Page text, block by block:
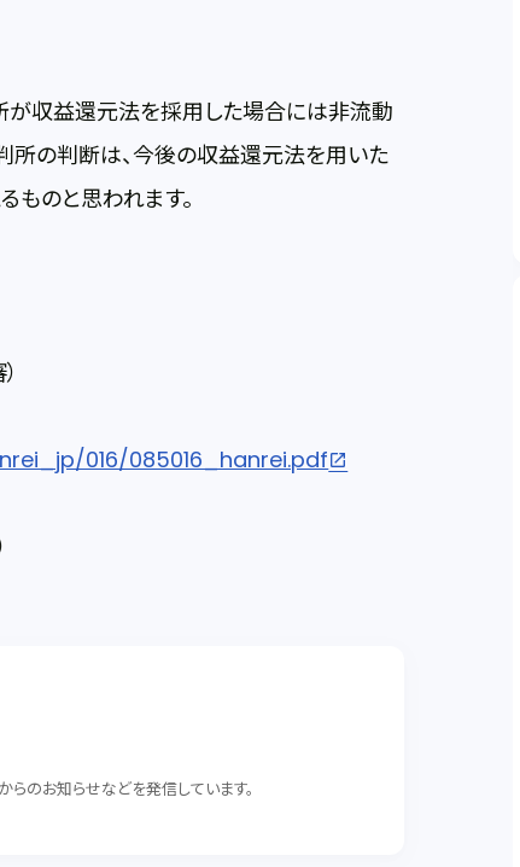
収益還元法を採用した場合には非流動
所の判断は、今後の収益還元法を用いた
のと思われます。
016/085016_hanrei.pdf
のお知らせなどを発信しています。